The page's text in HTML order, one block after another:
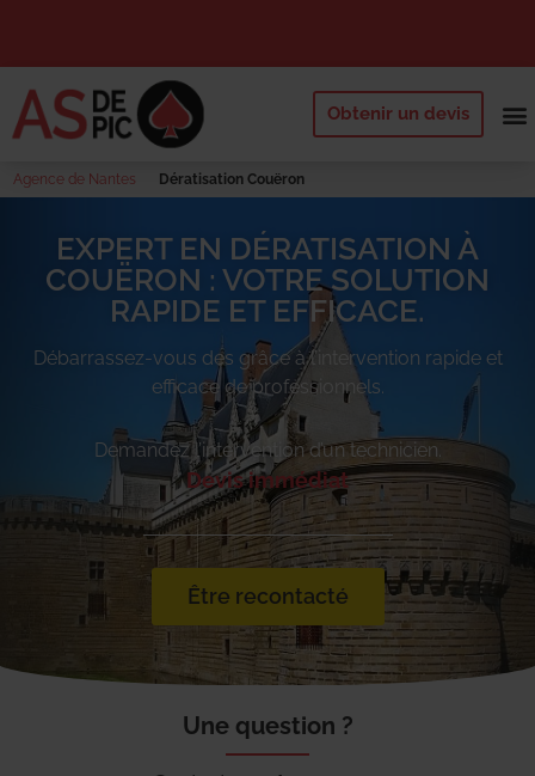
Obtenir un devis
Agence de Nantes Dératisation Couëron
EXPERT EN DÉRATISATION À
COUËRON : VOTRE SOLUTION
RAPIDE ET EFFICACE.
Débarrassez-vous des grâce à l’intervention rapide et
efficace de professionnels.
Demandez l’intervention d’un technicien.
Devis immédiat
Être recontacté
Une question ?